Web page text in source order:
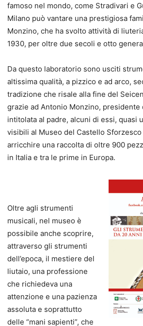
famoso nel mondo, come Stradivari e
Milano può vantare una prestigiosa
Monzino, che ha svolto attività di
1930, per oltre due secoli e otto
Da questo laboratorio sono usciti
altissima qualità, a pizzico e ad arco,
tradizione che risale alla fine del
grazie ad Antonio Monzino, presidente
intitolata al padre, alcuni di essi, quasi
visibili al Museo del Castello Sforzesco
arricchire una raccolta di oltre 900
in Italia e tra le prime in Europa.
Oltre agli strumenti
musicali, nel museo è
possibile anche scoprire,
attraverso gli strumenti
dell’epoca, il mestiere del
liutaio, una professione
che richiedeva una
attenzione e una pazienza
assoluta e soprattutto
delle “mani sapienti”, che